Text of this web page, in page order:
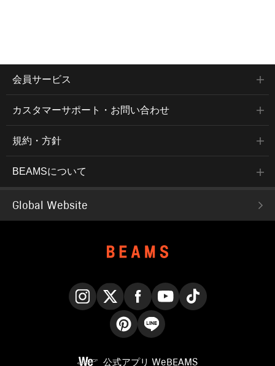
会員サービス
カスタマーサポート・お問い合わせ
規約・方針
BEAMSについて
Global Website
公式アプリ WeBEAMS